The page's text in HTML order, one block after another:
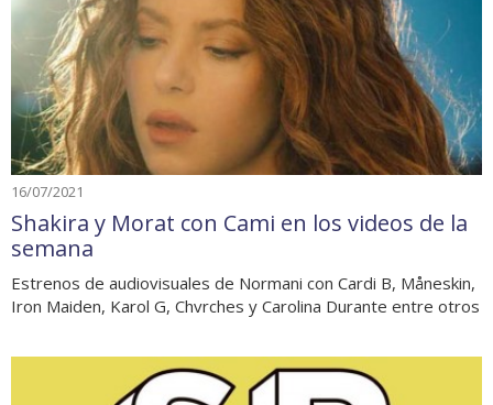
16/07/2021
Shakira y Morat con Cami en los videos de la
semana
Estrenos de audiovisuales de Normani con Cardi B, Måneskin,
Iron Maiden, Karol G, Chvrches y Carolina Durante entre otros